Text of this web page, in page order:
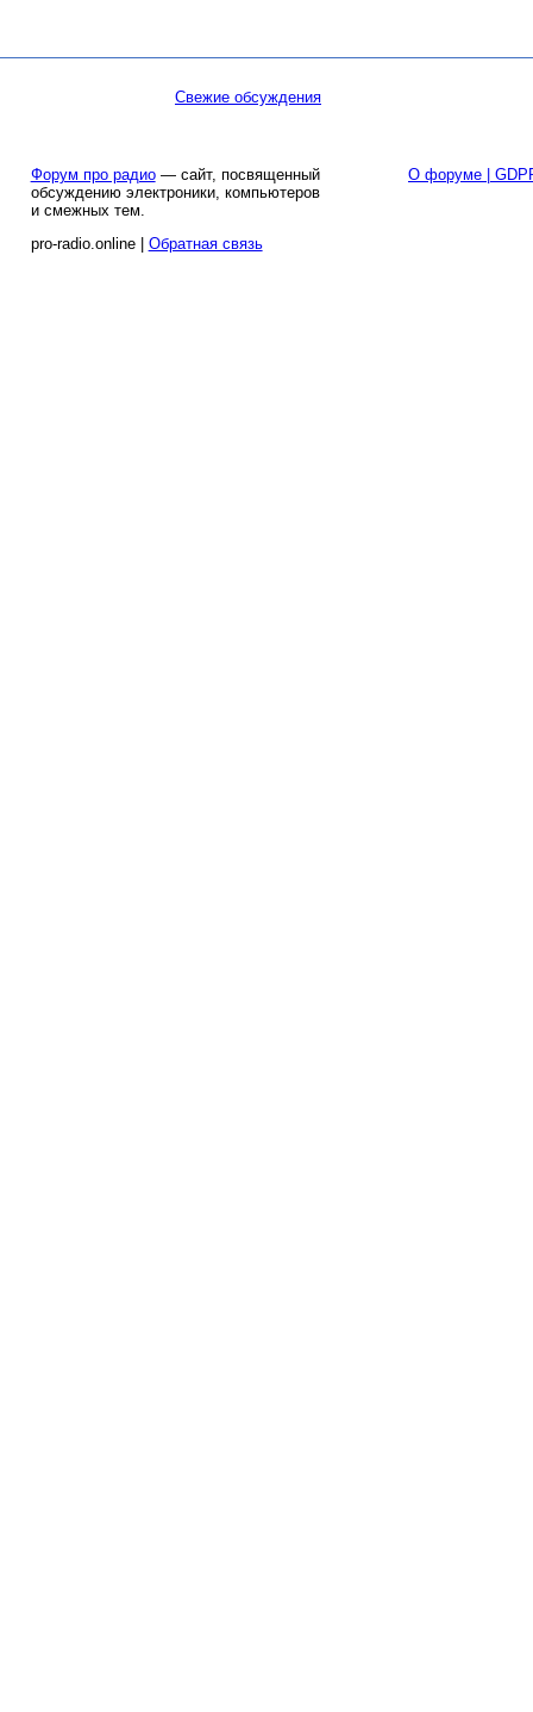
Свежие обсуждения
Форум про радио— сайт, посвященный
обсуждению электроники, компьютеров
и смежных тем.
pro-radio.online | Обратная связь
О форуме |